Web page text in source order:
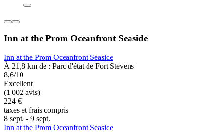
Inn at the Prom Oceanfront Seaside
Inn at the Prom Oceanfront Seaside
À 21,8 km de : Parc d'état de Fort Stevens
8,6/10
Excellent
(1 002 avis)
224 €
taxes et frais compris
8 sept. - 9 sept.
Inn at the Prom Oceanfront Seaside